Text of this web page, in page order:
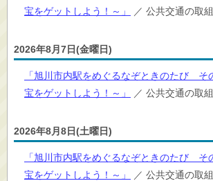
宝をゲットしよう！～」
／ 公共交通の取
2026年8月7日(金曜日)
「旭川市内駅をめぐるなぞときのたび そ
宝をゲットしよう！～」
／ 公共交通の取
2026年8月8日(土曜日)
「旭川市内駅をめぐるなぞときのたび そ
宝をゲットしよう！～」
／ 公共交通の取